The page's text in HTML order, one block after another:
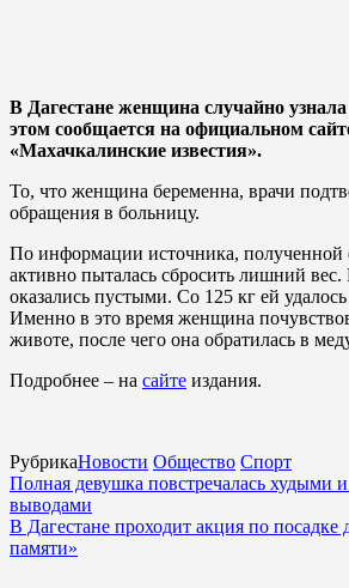
В Дагестане женщина случайно
этом сообщается на официальном
«Махачкалинские известия».
То, что женщина беременна, врачи
обращения в больницу.
По информации источника, полученной
активно пыталась сбросить лишний вес.
оказались пустыми. Со 125 кг ей
Именно в это время женщина
животе, после чего она обратилась в
Подробнее – на сайте издания.
РубрикаНовости Общество Спорт
Полная девушка повстречалась худыми
выводами
В Дагестане проходит акция по посадке
памяти»